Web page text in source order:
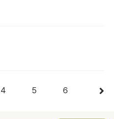
4 5 6